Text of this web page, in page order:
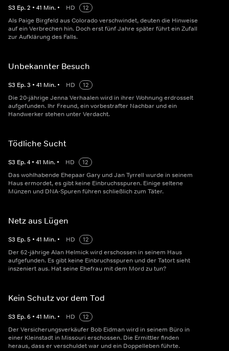
S3 Ep.2 • 41 Min. • HD
12
Als Paige Birgfeld aus Colorado verschwindet, deuten die Hinweise
auf ein Verbrechen hin. Doch erst fünf Jahre später führt ein Zufall
zur Aufklärung des Falls.
Unbekannter Besuch
S3 Ep.3 • 41 Min. • HD
12
Die 20-jährige Jenna Verhaalen wird in ihrer Wohnung erdrosselt
aufgefunden. Ihr Freund, ein vorbestrafter Nachbar und ein
Handwerker stehen unter Verdacht.
Tödliche Sucht
S3 Ep.4 • 41 Min. • HD
12
Das wohlhabende Ehepaar Gary und Jan Tyrrell wurde in seinem
Haus ermordet, es gibt keine Einbruchsspuren. Einige seltene
Münzen und DNA-Spuren führen schließlich zum Täter.
Netz aus Lügen
S3 Ep.5 • 41 Min. • HD
12
Der 62-jährige Alan Helmick wird erschossen in seinem Haus
aufgefunden. Es gibt keine Einbruchsspuren und der Tatort sieht
inszeniert aus. Hat seine Ehefrau mit dem Mord zu tun?
Kein Schutz vor dem Tod
S3 Ep.6 • 41 Min. • HD
12
Der Versicherungsverkäufer Bob Eidman wird in seinem Büro in
einer Kleinstadt in Missouri erschossen. Die Ermittler finden
heraus, dass er verschuldet war und ein Doppelleben führte.